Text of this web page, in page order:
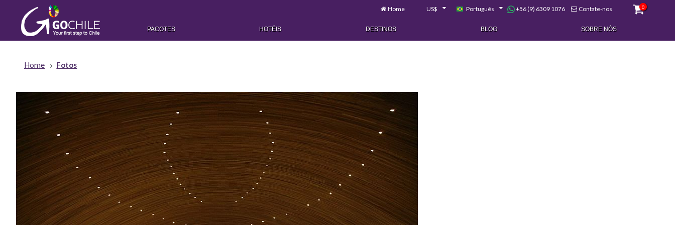
Home US$ Português +56 (9) 6309 1076 Contate-nos 0
PACOTES HOTÉIS DESTINOS BLOG SOBRE NÓS
Home Fotos